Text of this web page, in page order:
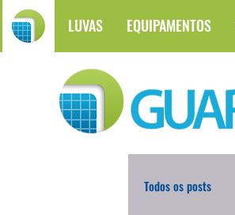
LUVAS EQUIPAMENTOS
Todos os posts